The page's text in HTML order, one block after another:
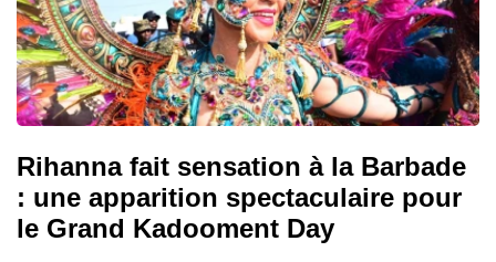
Rihanna fait sensation à la Barbade
: une apparition spectaculaire pour
le Grand Kadooment Day